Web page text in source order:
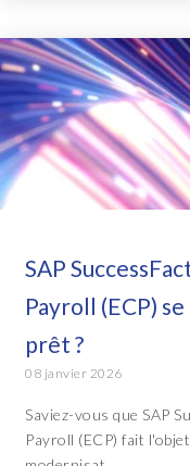
SAP
Payroll (ECP)
prêt ?
08 janvier 2026
Saviez-vous que SAP
Payroll (ECP) fait